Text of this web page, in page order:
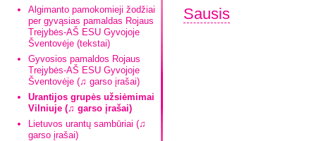
Algimanto pamokomieji žodžiai
per gyvąsias pamaldas Rojaus
Trejybės-AŠ ESU Gyvojoje
Šventovėje (tekstai)
Gyvosios pamaldos Rojaus
Trejybės-AŠ ESU Gyvojoje
Šventovėje (♫ garso įrašai)
Urantijos grupės užsiėmimai
Vilniuje (♫ garso įrašai)
Lietuvos urantų sambūriai (♫
garso įrašai)
Sausis